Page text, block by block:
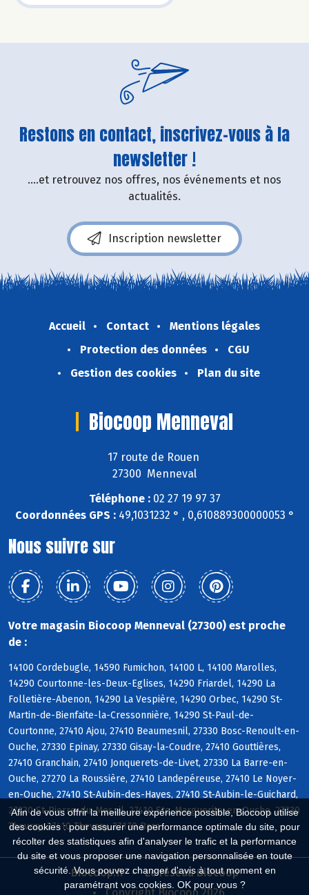
Afin de vous offrir la meilleure expérience possible, Biocoop utilise
des cookies : pour assurer une performance optimale du site, pour
récolter des statistiques afin d'analyser le trafic et la performance
du site et vous proposer une navigation personnalisée en toute
sécurité. Vous pouvez changer d'avis à tout moment en
paramétrant vos cookies. OK pour vous ?
Restons en contact, inscrivez-vous à la
newsletter !
....et retrouvez nos offres, nos événements et nos
actualités.
Inscription newsletter
Accueil Contact
Mentions légales
Protection des données
CGU
Gestion des cookies
Plan du site
Biocoop Menneval
17 route de Rouen
27300 Menneval
Téléphone :02 27 19 97 37
Coordonnées GPS :49,1031232 ° , 0,610889300000053 °
Nous suivre sur
Votre magasin Biocoop Menneval (27300) est proche
de :
14100 Cordebugle, 14590 Fumichon, 14100 L, 14100 Marolles,
14290 Courtonne-les-Deux-Eglises, 14290 Friardel, 14290 La
Folletière-Abenon, 14290 La Vespière, 14290 Orbec, 14290 St-
Martin-de-Bienfaite-la-Cressonnière, 14290 St-Paul-de-
Courtonne, 27410 Ajou, 27410 Beaumesnil, 27330 Bosc-Renoult-en-
Ouche, 27330 Epinay, 27330 Gisay-la-Coudre, 27410 Gouttières,
27410 Granchain, 27410 Jonquerets-de-Livet, 27330 La Barre-en-
Ouche, 27270 La Roussière, 27410 Landepéreuse, 27410 Le Noyer-
en-Ouche, 27410 St-Aubin-des-Hayes, 27410 St-Aubin-le-Guichard,
27330 St-Pierre-du-Mesnil, 27410 Ste-Marguerite-en-Ouche, 27330
Thevray, 27410 Thevray, 27170 Barc
Biocoop.fr
Le réseau Biocoop